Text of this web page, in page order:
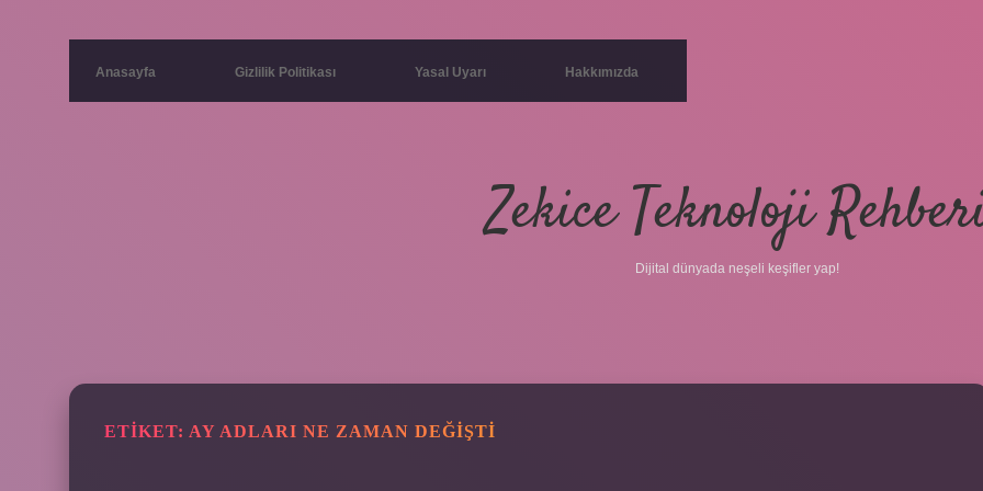
Anasayfa Gizlilik Politikası Yasal Uyarı Hakkımızda
Zekice Teknoloji
Dijital dünyada neşeli keşifler yap!
ETIKET: AY ADLARI NE ZAMAN DEĞIŞTI